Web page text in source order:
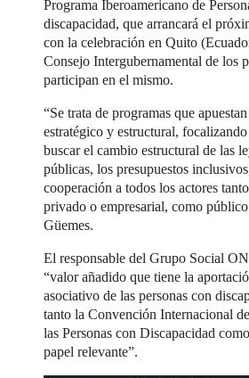
Programa Iberoamericano de
discapacidad, que arrancará el
con la celebración en Quito
Consejo Intergubernamental de los
participan en el mismo.
“Se trata de programas que
estratégico y estructural,
buscar el cambio estructural de las
públicas, los presupuestos
cooperación a todos los actores
privado o empresarial, como
Güemes.
El responsable del Grupo Social
“valor añadido que tiene la
asociativo de las personas con
tanto la Convención Internacional
las Personas con Discapacidad
papel relevante”.